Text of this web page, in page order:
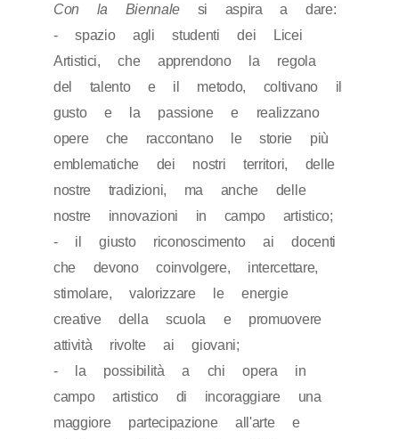
Con la Biennale si aspira a dare:
- spazio agli studenti dei Licei
Artistici, che apprendono la regola
del talento e il metodo, coltivano il
gusto e la passione e realizzano
opere che raccontano le storie più
emblematiche dei nostri territori, delle
nostre tradizioni, ma anche delle
nostre innovazioni in campo artistico;
- il giusto riconoscimento ai docenti
che devono coinvolgere, intercettare,
stimolare, valorizzare le energie
creative della scuola e promuovere
attività rivolte ai giovani;
- la possibilità a chi opera in
campo artistico di incoraggiare una
maggiore partecipazione all'arte e